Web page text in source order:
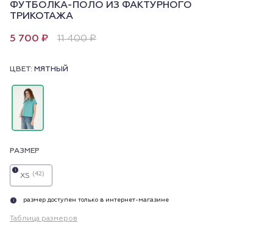
ФУТБОЛКА-ПОЛО ИЗ ФАКТУРНОГО
ТРИКОТАЖА
5 700 ₽ 11 400 ₽
ЦВЕТ: МЯТНЫЙ
РАЗМЕР
XS (42)
i
i размер доступен только в интернет-магазине
Таблица размеров